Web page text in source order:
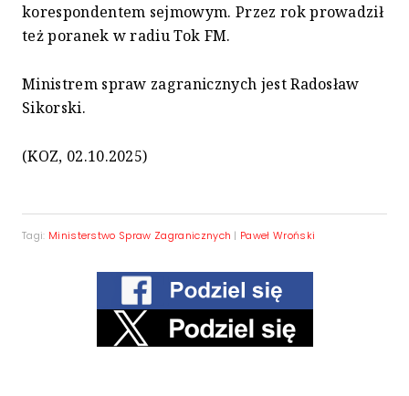
korespondentem sejmowym. Przez rok prowadził
też poranek w radiu Tok FM.
Ministrem spraw zagranicznych jest Radosław
Sikorski.
(KOZ, 02.10.2025)
Tagi: Ministerstwo Spraw Zagranicznych | Paweł Wroński